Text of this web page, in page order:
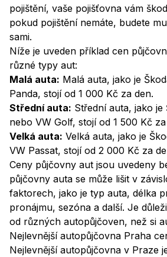
pojištění, vaše pojišťovna vám
pokud pojištění nemáte, budete
sami.
Níže je uveden příklad cen
různé typy aut:
Malá auta: Malá auta, jako je
Panda, stojí od 1 000 Kč za den.
Střední auta: Střední auta, jako je
nebo VW Golf, stojí od 1 500 Kč
Velká auta: Velká auta, jako je
VW Passat, stojí od 2 000 Kč za
Ceny půjčovny aut jsou uvedeny
půjčovny auta se může lišit v
faktorech, jako je typ auta, délka
pronájmu, sezóna a další. Je
od různých autopůjčoven, než si
Nejlevnější autopůjčovna Praha
Nejlevnější autopůjčovna v Praze